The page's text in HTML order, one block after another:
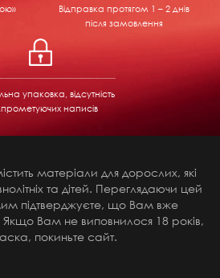
Відправка протягом 1 – 2 днів
після замовлення
упаковка, відсутність
написів
матеріали для дорослих, які
та дітей. Переглядаючи цей
підтверджуєте, що Вам вже
Якщо Вам не виповнилося 18 років,
покиньте сайт.